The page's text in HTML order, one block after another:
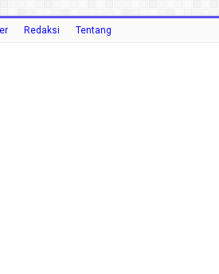
Redaksi Tentang